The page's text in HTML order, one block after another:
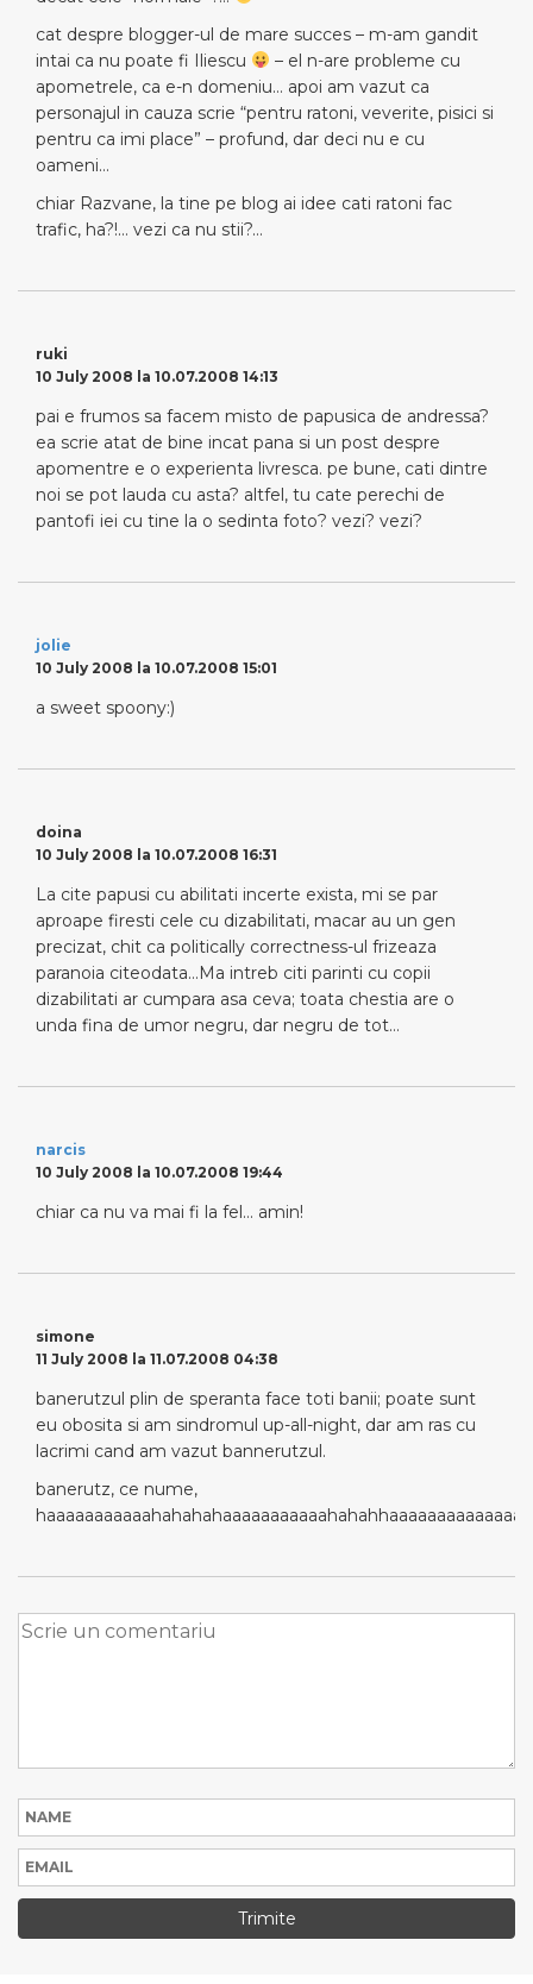
cat despre blogger-ul de mare succes – m-am gandit
intai ca nu poate fi Iliescu
– el n-are probleme cu
apometrele, ca e-n domeniu… apoi am vazut ca
personajul in cauza scrie “pentru ratoni, veverite, pisici si
pentru ca imi place” – profund, dar deci nu e cu
oameni…
chiar Razvane, la tine pe blog ai idee cati ratoni fac
trafic, ha?!… vezi ca nu stii?…
ruki
10 July 2008 la 10.07.2008 14:13
pai e frumos sa facem misto de papusica de andressa?
ea scrie atat de bine incat pana si un post despre
apomentre e o experienta livresca. pe bune, cati dintre
noi se pot lauda cu asta? altfel, tu cate perechi de
pantofi iei cu tine la o sedinta foto? vezi? vezi?
jolie
10 July 2008 la 10.07.2008 15:01
a sweet spoony:)
doina
10 July 2008 la 10.07.2008 16:31
La cite papusi cu abilitati incerte exista, mi se par
aproape firesti cele cu dizabilitati, macar au un gen
precizat, chit ca politically correctness-ul frizeaza
paranoia citeodata…Ma intreb citi parinti cu copii
dizabilitati ar cumpara asa ceva; toata chestia are o
unda fina de umor negru, dar negru de tot…
narcis
10 July 2008 la 10.07.2008 19:44
chiar ca nu va mai fi la fel… amin!
simone
11 July 2008 la 11.07.2008 04:38
banerutzul plin de speranta face toti banii; poate sunt
eu obosita si am sindromul up-all-night, dar am ras cu
lacrimi cand am vazut bannerutzul.
banerutz, ce nume,
haaaaaaaaaaahahahahaaaaaaaaaaahahahhaaaaaaaaaaaaaaa